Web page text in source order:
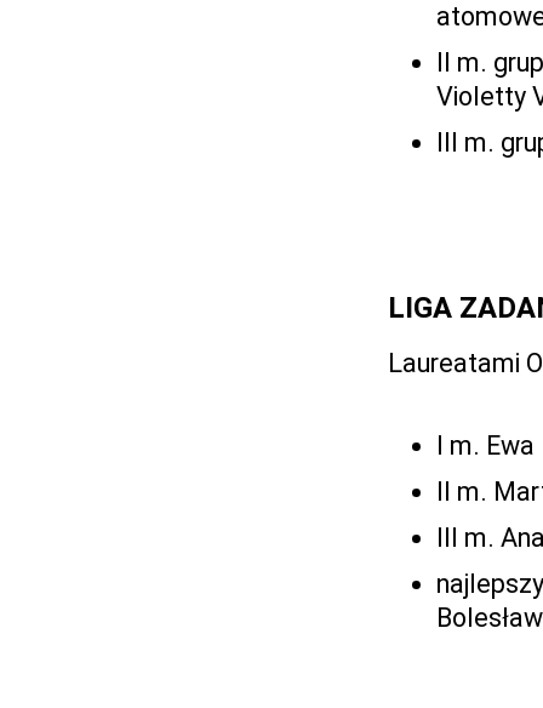
II m.
Violetty
III m.
LIGA
Laureatami
I m. Ewa
II m.
III m.